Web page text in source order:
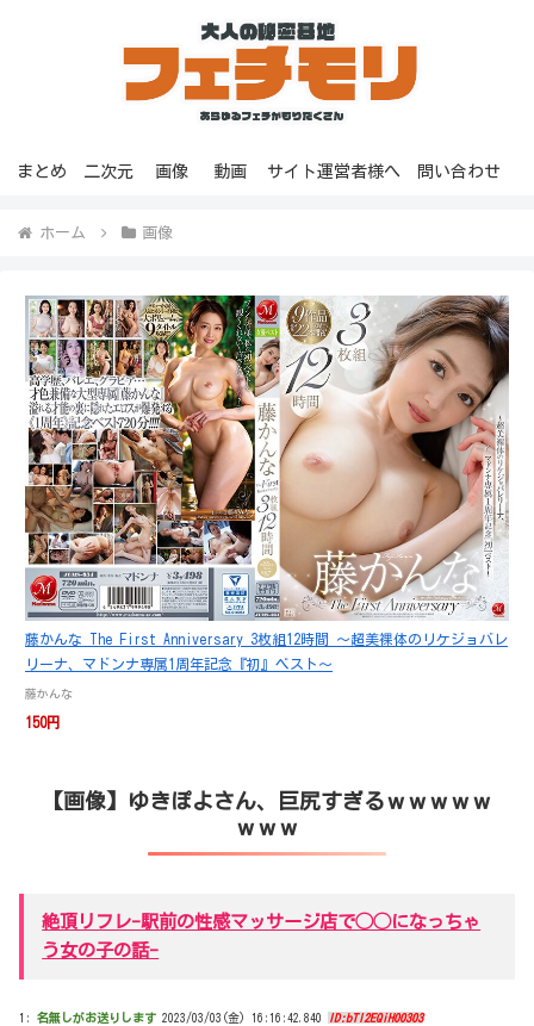
まとめ 二次元 画像 動画 サイト運営者様へ 問い合わせ
ホーム 画像
藤かんな The First Anniversary 3枚組12時間 ～超美裸体のリケジョバレ
リーナ、マドンナ専属1周年記念『初』ベスト～
藤かんな
150円
【画像】ゆきぽよさん、巨尻すぎるｗｗｗｗｗ
ｗｗｗ
絶頂リフレ-駅前の性感マッサージ店で◯◯になっちゃ
う女の子の話-
1: 名無しがお送りします 2023/03/03(金) 16:16:42.840 ID:bTl2EQiH00303